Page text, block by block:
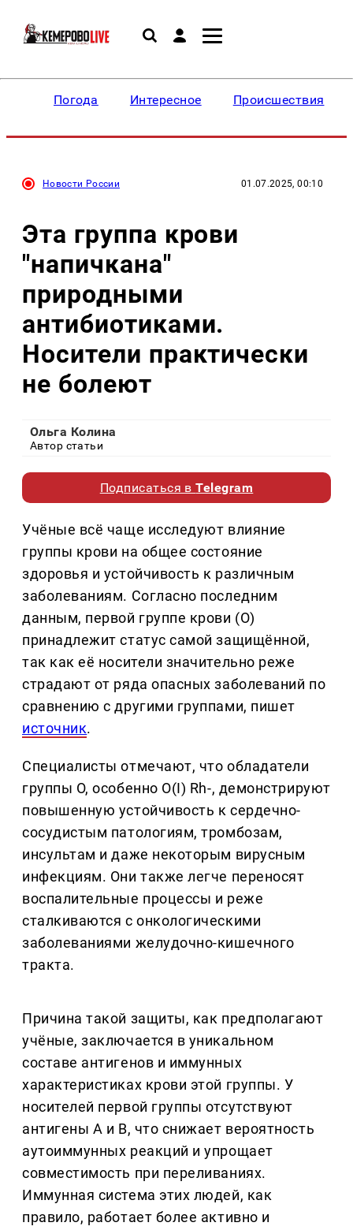
Погода Интересное Происшествия
Новости России 01.07.2025, 00:10
Эта группа крови
"напичкана"
природными
антибиотиками.
Носители практически
не болеют
Ольга Колина
Автор статьи
Подписаться вTelegram
Учёные всё чаще исследуют влияние
группы крови на общее состояние
здоровья и устойчивость к различным
заболеваниям. Согласно последним
данным, первой группе крови (O)
принадлежит статус самой защищённой,
так как её носители значительно реже
страдают от ряда опасных заболеваний по
сравнению с другими группами, пишет
источник.
Специалисты отмечают, что обладатели
группы O, особенно O(I) Rh-, демонстрируют
повышенную устойчивость к сердечно-
сосудистым патологиям, тромбозам,
инсультам и даже некоторым вирусным
инфекциям. Они также легче переносят
воспалительные процессы и реже
сталкиваются с онкологическими
заболеваниями желудочно-кишечного
тракта.
Причина такой защиты, как предполагают
учёные, заключается в уникальном
составе антигенов и иммунных
характеристиках крови этой группы. У
носителей первой группы отсутствуют
антигены A и B, что снижает вероятность
аутоиммунных реакций и упрощает
совместимость при переливаниях.
Иммунная система этих людей, как
правило, работает более активно и